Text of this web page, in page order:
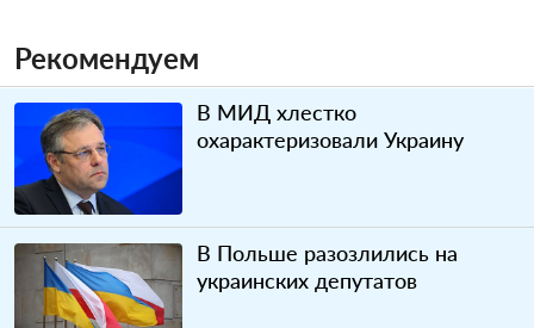
Рекомендуем
В МИД хлестко
охарактеризовали Украину
В Польше разозлились на
украинских депутатов